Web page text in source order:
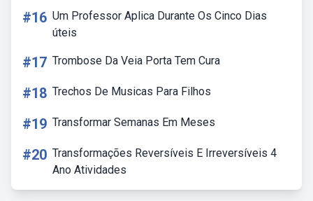
#16 Um Professor Aplica Durante Os Cinco Dias
úteis
#17 Trombose Da Veia Porta Tem Cura
#18 Trechos De Musicas Para Filhos
#19 Transformar Semanas Em Meses
#20 Transformações Reversíveis E Irreversíveis 4
Ano Atividades